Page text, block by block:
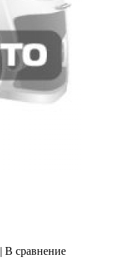
| В сравнение